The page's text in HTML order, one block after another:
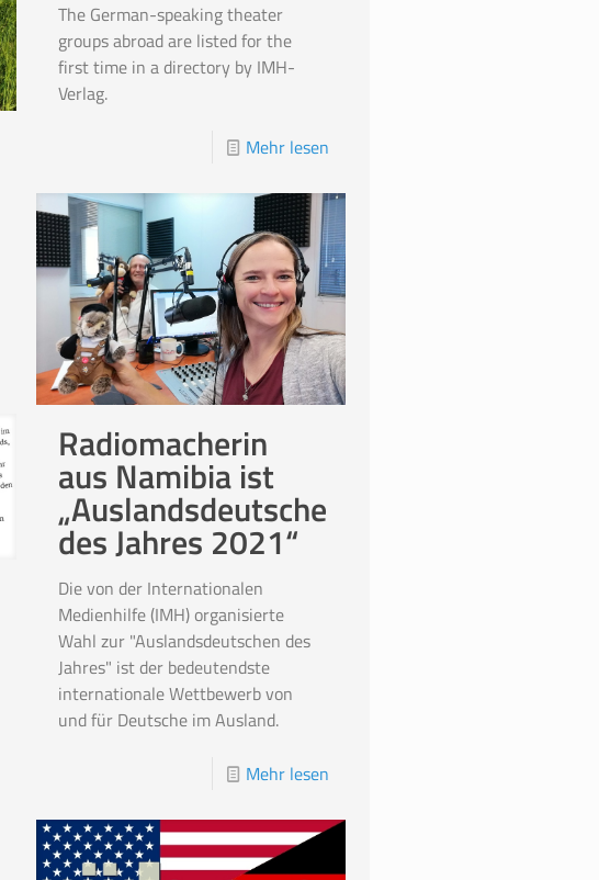
The German-speaking theater
groups abroad are listed for the
first time in a directory by IMH-
Verlag.
Mehr lesen
Radiomacherin
aus Namibia ist
„Auslandsdeutsche
des Jahres 2021“
Die von der Internationalen
Medienhilfe (IMH) organisierte
Wahl zur "Auslandsdeutschen des
Jahres" ist der bedeutendste
internationale Wettbewerb von
und für Deutsche im Ausland.
Mehr lesen